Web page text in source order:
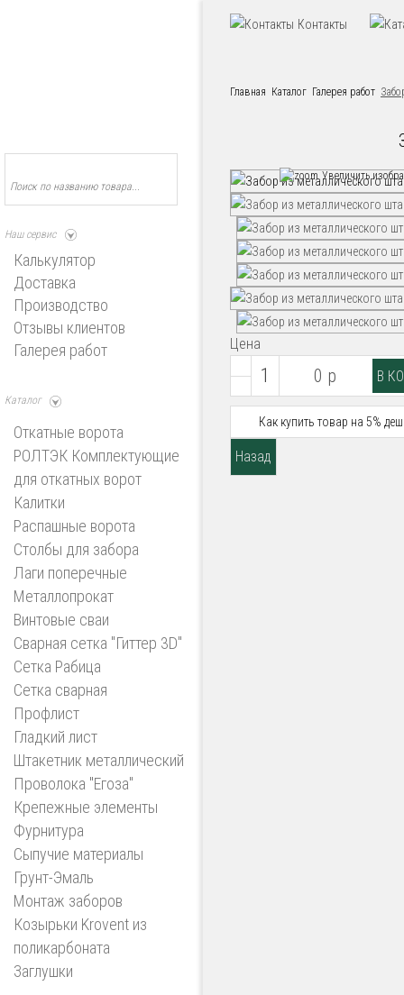
Наш сервис
Калькулятор
Доставка
Производство
Отзывы клиентов
Галерея работ
Каталог
Откатные ворота
РОЛТЭК Комплектующие
для откатных ворот
Калитки
Распашные ворота
Столбы для забора
Лаги поперечные
Металлопрокат
Винтовые сваи
Сварная сетка "Гиттер 3D"
Сетка Рабица
Сетка сварная
Профлист
Гладкий лист
Штакетник металлический
Проволока "Егоза"
Крепежные элементы
Фурнитура
Сыпучие материалы
Грунт-Эмаль
Монтаж заборов
Козырьки Krovent из
поликарбоната
Заглушки
Контакты
Главная Каталог Галерея работ
Увеличить
Цена
0 р
Как купить товар на 5%